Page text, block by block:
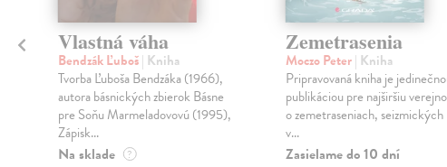
Vlastná váha
Bendzák Ľuboš| Kniha
Tvorba Ľuboša Bendzáka (1966),
autora básnických zbierok Básne
pre Soňu Marmeladovovú (1995),
Zápisk...
Na sklade ?
Zemetrasenia
Moczo Peter| Kniha
Pripravovaná kniha je
publikáciou pre najširšiu
o zemetraseniach, seizmických
v...
Zasielame do 10 dní